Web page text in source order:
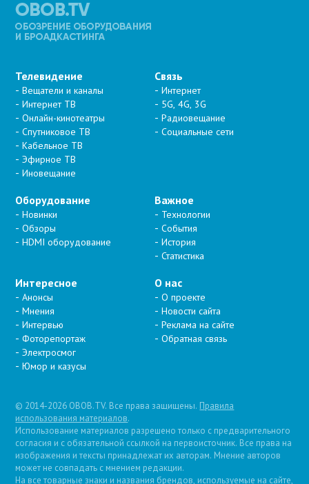
Телевидение
Вещатели и каналы
Интернет ТВ
Онлайн-кинотеатры
Спутниковое ТВ
Кабельное ТВ
Эфирное ТВ
Иновещание
Связь
Интернет
5G, 4G, 3G
Радиовещание
Социальные сети
Оборудование
Новинки
Обзоры
HDMI оборудование
Важное
Технологии
События
История
Статистика
Интересное
Анонсы
Мнения
Интервью
Фоторепортаж
Электросмог
Юмор и казусы
О нас
О проекте
Новости сайта
Реклама на сайте
Обратная связь
© 2014-2026 OBOB.TV. Все права защищены. Правила
использования материалов.
Использование материалов разрешено только с предварительного
согласия и с обязательной ссылкой на первоисточник. Все права на
изображения и тексты принадлежат их авторам. Мнение авторов
может не совпадать с мнением редакции.
На все товарные знаки и названия брендов, используемые на сайте,